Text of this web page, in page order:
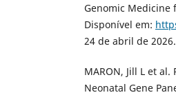
Genomic Medicine
Disponível em:
24 de abril de 2026.
MARON, Jill L et
Neonatal Gene